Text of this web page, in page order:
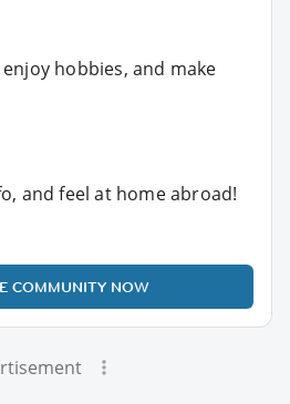
enjoy hobbies, and make
and feel at home abroad!
COMMUNITY NOW